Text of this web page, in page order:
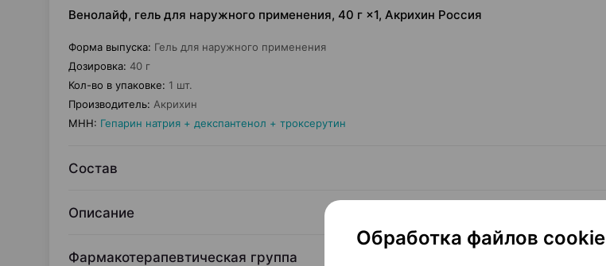
Венолайф, гель для наружного применения, 40 г ×1, Акрихин Россия
Форма выпуска: Гель для наружного применения
Дозировка: 40 г
Кол-во в упаковке: 1 шт.
Производитель: Акрихин
МНН: Гепарин натрия + декспантенол + троксерутин
Состав
Описание
Фармакотерапевтическая группа
Обработка файлов cookie